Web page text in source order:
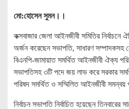
মো:হোসেন সুমন।।
কক্সবাজার জেলা আইনজীবী সমিতির নির্বাচনে
অর্জন করেছেন সভাপতি, সাধারণ সম্পাদকসহ
বিএনপি-জামায়াত সমর্থিত আইনজীবী ঐক্য
সভাপতিসহ ৩টি পদে জয় লাভ করে সরকার
পরিষদ সমর্থিত ও সম্মিলিত আইনজীবী সমন্বয়
নির্বাচন সভাপতি নির্বাচিত হয়েছেন